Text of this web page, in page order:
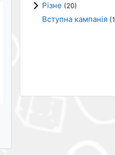
Різне (20)
Вступна кампанія